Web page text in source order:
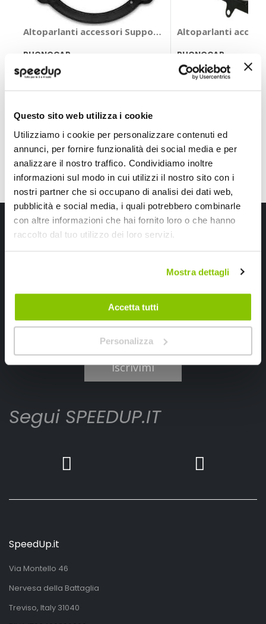
Questo sito web utilizza i cookie
Utilizziamo i cookie per personalizzare contenuti ed
annunci, per fornire funzionalità dei social media e per
analizzare il nostro traffico. Condividiamo inoltre
informazioni sul modo in cui utilizzi il nostro sito con i
nostri partner che si occupano di analisi dei dati web,
pubblicità e social media, i quali potrebbero combinarle
con altre informazioni che hai fornito loro o che hanno
raccolto dal tuo utilizzo dei loro servizi.
Mostra dettagli
Accetta tutti
Personalizza
Altoparlanti accessori Supporto per altoparlante Audi
PHONOCAR
Nero Anteriore e posteriore
Diam.165mm
21,75 €
Altoparlanti
PHONOCAR
Anteriore Diam.165mm
36,20 €
Iscriviti alla newsletter Speedup
Ho letto e accettato il documento
Iscrivimi
Segui SPEEDUP.IT
SpeedUp.it
Via Montello 46
Nervesa della Battaglia
Treviso, Italy 31040